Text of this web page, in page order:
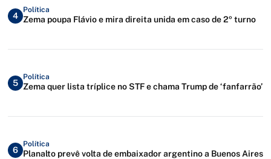
4
Política
Zema poupa Flávio e mira direita unida em caso de 2º turno
5
Política
Zema quer lista tríplice no STF e chama Trump de ‘fanfarrão’
6
Política
Planalto prevê volta de embaixador argentino a Buenos Aires